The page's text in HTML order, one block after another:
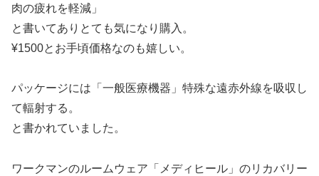
肉の疲れを軽減」
と書いてありとても気になり購入。
¥1500とお手頃価格なのも嬉しい。
パッケージには「一般医療機器」特殊な遠赤外線を吸収し
て輻射する。
と書かれていました。
ワークマンのルームウェア「メディヒール」のリカバリー